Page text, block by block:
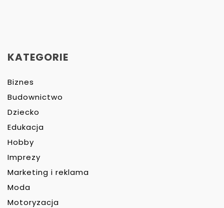
KATEGORIE
Biznes
Budownictwo
Dziecko
Edukacja
Hobby
Imprezy
Marketing i reklama
Moda
Motoryzacja